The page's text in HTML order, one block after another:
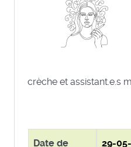
crèche et assistant.e.s
Date de
29-